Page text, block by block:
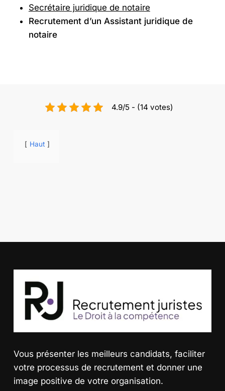
Secrétaire juridique de notaire
Recrutement d’un Assistant juridique de
notaire
4.9/5 - (14 votes)
Haut
Vous présenter les meilleurs candidats, faciliter
votre processus de recrutement et donner une
image positive de votre organisation.